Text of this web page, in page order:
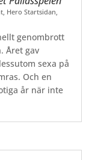
, Hero Startsidan,
genombrott
Året gav
sexa på
Och en
år när inte